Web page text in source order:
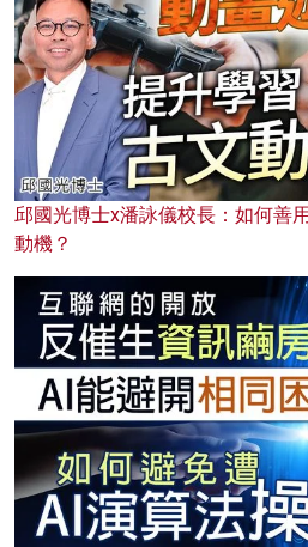
邱國光博士x潘詠儀校長：如何善
動機？